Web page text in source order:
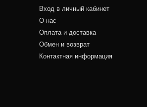
Вход в личный кабинет
О нас
Оплата и доставка
Обмен и возврат
Контактная информация